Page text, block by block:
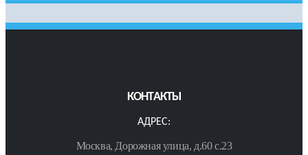
КОНТАКТЫ
АДРЕС:
Москва, Дорожная улица, д.60 с.23